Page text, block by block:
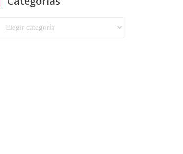
Categorías